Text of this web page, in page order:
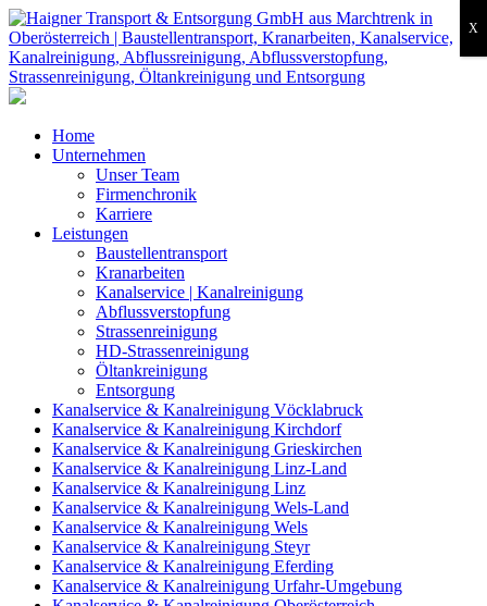
Home
Unternehmen
Unser Team
Firmenchronik
Karriere
Leistungen
Baustellentransport
Kranarbeiten
Kanalservice | Kanalreinigung
Abflussverstopfung
Strassenreinigung
HD-Strassenreinigung
Öltankreinigung
Entsorgung
Kanalservice & Kanalreinigung Vöcklabruck
Kanalservice & Kanalreinigung Kirchdorf
Kanalservice & Kanalreinigung Grieskirchen
Kanalservice & Kanalreinigung Linz-Land
Kanalservice & Kanalreinigung Linz
Kanalservice & Kanalreinigung Wels-Land
Kanalservice & Kanalreinigung Wels
Kanalservice & Kanalreinigung Steyr
Kanalservice & Kanalreinigung Eferding
Kanalservice & Kanalreinigung Urfahr-Umgebung
X